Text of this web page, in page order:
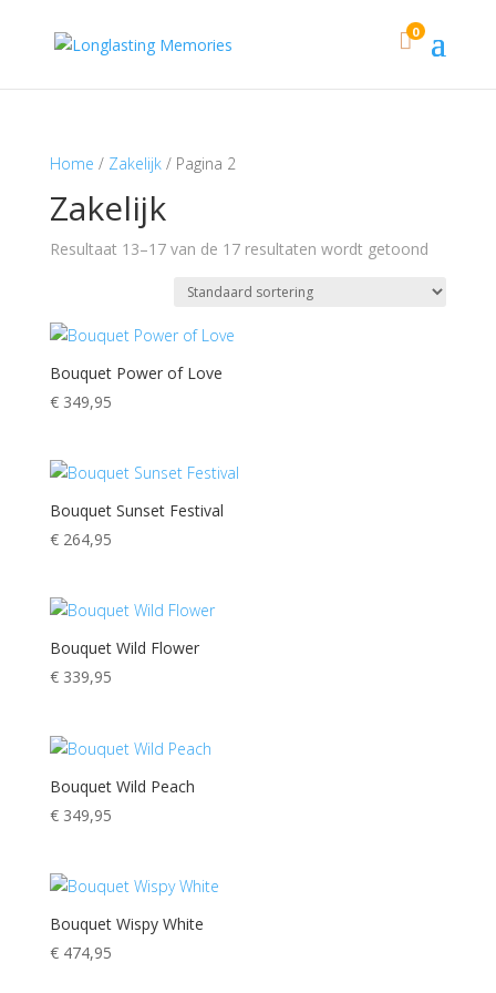
0
Home / Zakelijk/ Pagina 2
Zakelijk
Resultaat 13–17 van de 17 resultaten wordt getoond
Bouquet Power of Love
€349,95
Bouquet Sunset Festival
€264,95
Bouquet Wild Flower
€339,95
Bouquet Wild Peach
€349,95
Bouquet Wispy White
€474,95